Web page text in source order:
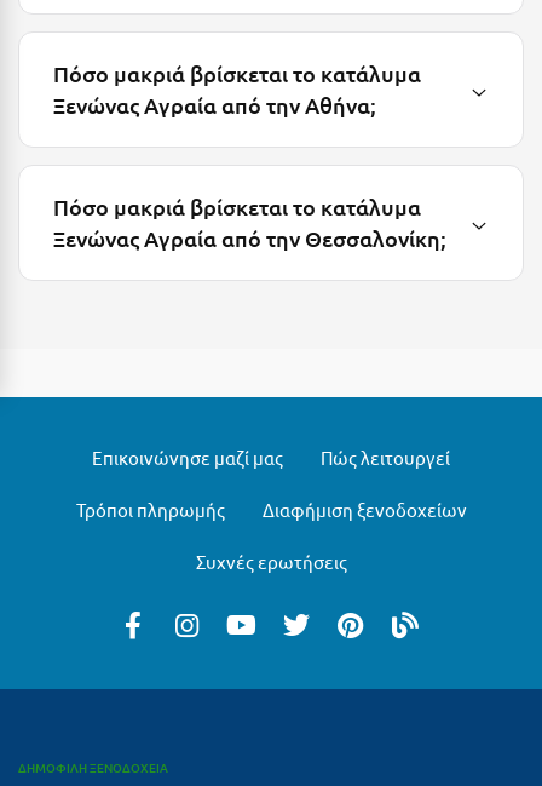
Μυτιλήνη
Ν
Νάξος
Νάουσα
Πόσο μακριά βρίσκεται το κατάλυμα
Ξενώνας Αγραία από την Αθήνα;
Πόσο μακριά βρίσκεται το κατάλυμα
Ξενώνας Αγραία από την Θεσσαλονίκη;
Επικοινώνησε μαζί μας Πώς λειτουργεί
Τρόποι πληρωμής Διαφήμιση ξενοδοχείων
Συχνές ερωτήσεις
ΔΗΜΟΦΙΛΗ ΞΕΝΟΔΟΧΕΙΑ